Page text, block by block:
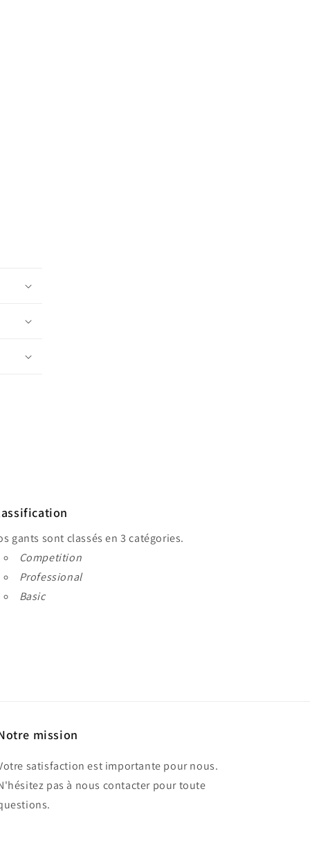
gants sont classés en 3 catégories.
Competition
Professional
Basic
mission
satisfaction est importante pour nous.
pas à nous contacter pour toute